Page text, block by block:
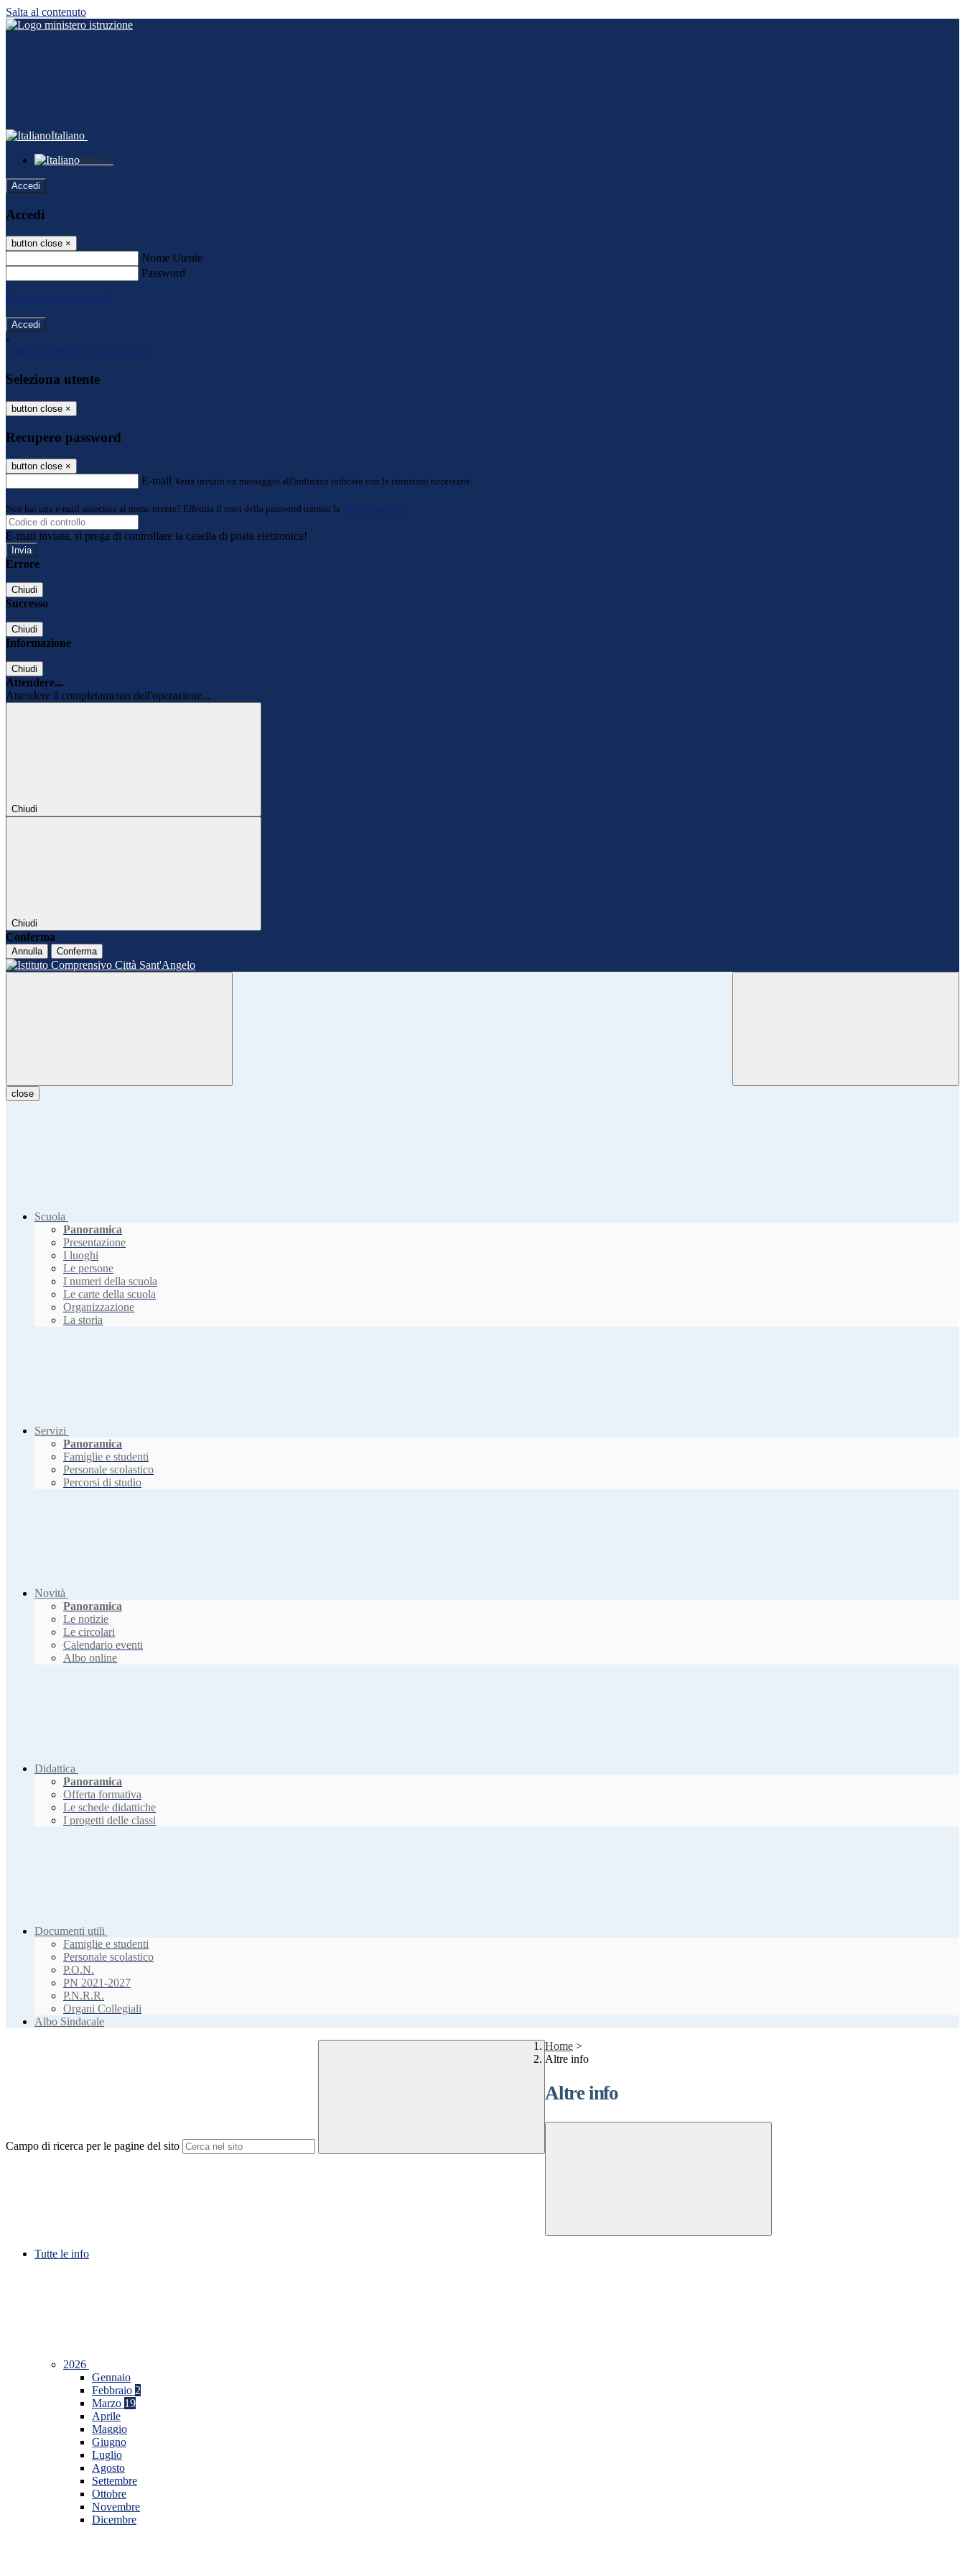
Salta al contenuto
Italiano
Italiano
Accedi
Accedi
button close ×
Nome Utente
Password
Password dimenticata?
-
Entra con SPID
Entra con CIE
Seleziona utente
button close ×
Recupero password
button close ×
E-mail Verrà inviato un messaggio all'indirizzo indicato con le istruzioni necessarie.
Non hai una e-mail associata al nome utente? Effettua il reset della password tramite la Login Spaggiari
E-mail inviata, si prega di controllare la casella di posta elettronica!
Errore
Chiudi
Successo
Chiudi
Informazione
Chiudi
Attendere...
Attendere il completamento dell'operazione...
Chiudi
Chiudi
Conferma
Annulla Conferma
close
Scuola
Panoramica
Presentazione
I luoghi
Le persone
I numeri della scuola
Le carte della scuola
Organizzazione
La storia
Servizi
Panoramica
Famiglie e studenti
Personale scolastico
Percorsi di studio
Novità
Panoramica
Le notizie
Le circolari
Calendario eventi
Albo online
Didattica
Panoramica
Offerta formativa
Le schede didattiche
I progetti delle classi
Documenti utili
Famiglie e studenti
Personale scolastico
P.O.N.
PN 2021-2027
P.N.R.R.
Organi Collegiali
Albo Sindacale
Campo di ricerca per le pagine del sito
Home >
Altre info
Altre info
Tutte le info
2026
Gennaio
Febbraio 2
Marzo 19
Aprile
Maggio
Giugno
Luglio
Agosto
Settembre
Ottobre
Novembre
Dicembre